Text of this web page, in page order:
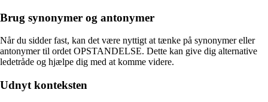
Brug synonymer og antonymer
Når du sidder fast, kan det være nyttigt at tænke på synonymer eller
antonymer til ordet OPSTANDELSE. Dette kan give dig alternative
ledetråde og hjælpe dig med at komme videre.
Udnyt konteksten